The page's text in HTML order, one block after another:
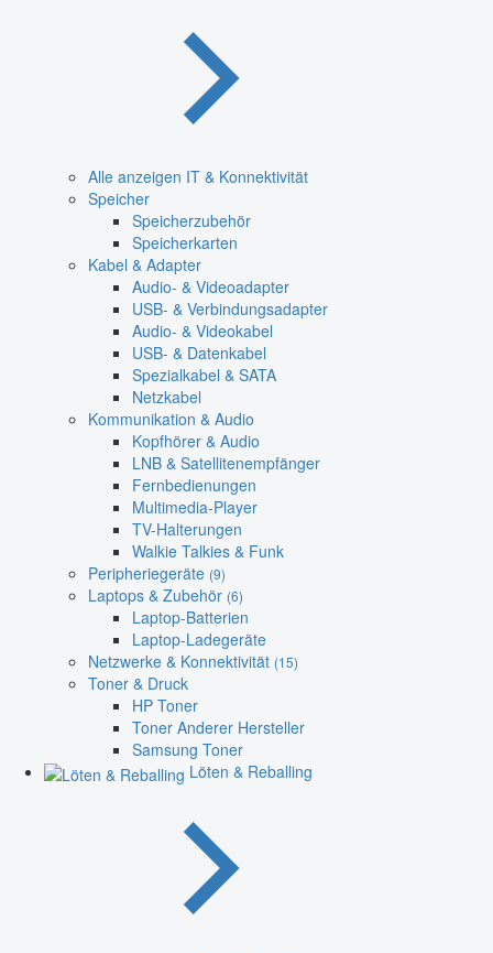
Alle anzeigen IT & Konnektivität
Speicher
Speicherzubehör
Speicherkarten
Kabel & Adapter
Audio- & Videoadapter
USB- & Verbindungsadapter
Audio- & Videokabel
USB- & Datenkabel
Spezialkabel & SATA
Netzkabel
Kommunikation & Audio
Kopfhörer & Audio
LNB & Satellitenempfänger
Fernbedienungen
Multimedia-Player
TV-Halterungen
Walkie Talkies & Funk
Peripheriegeräte (9)
Laptops & Zubehör (6)
Laptop-Batterien
Laptop-Ladegeräte
Netzwerke & Konnektivität (15)
Toner & Druck
HP Toner
Toner Anderer Hersteller
Samsung Toner
Löten & Reballing